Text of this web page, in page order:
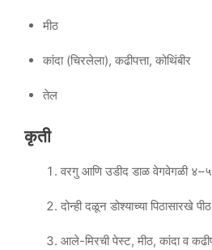
मीठ
कांदा (चिरलेला), कढीपत्ता, कोथिंबीर
तेल
कृती
वरगु आणि उडीद डाळ वेगवेगळी
दोन्ही दळून डोश्याच्या पिठासारखे
आले-मिरची पेस्ट, मीठ, कांदा व